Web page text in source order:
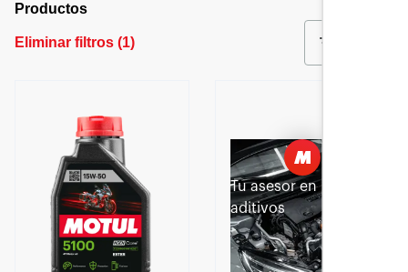
Productos
Eliminar filtros (1)
Tu asesor en
aditivos